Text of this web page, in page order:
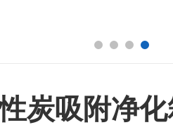
炭吸附净